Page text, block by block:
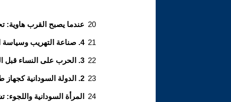
عندما يصبح القرب هاوية: 20
4. صناعة التهريب وسياسة الحدود 21
3. الحرب على النساء قبل اللجوء 22
2. الدولة السودانية كجهاز طبقي: صناعة اللاجئين قبل الحرب 23
المرأة السودانية 24